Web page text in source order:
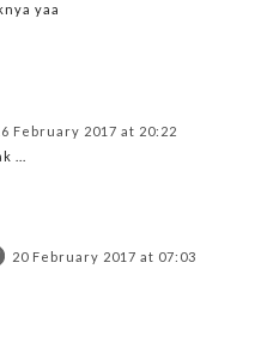
yaa
February 2017 at 20:22
...
20 February 2017 at 07:03